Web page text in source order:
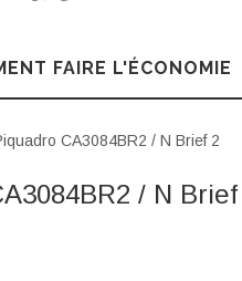
FAIRE L'ÉCONOMIE
CA3084BR2 / N Brief 2
/ N Brief